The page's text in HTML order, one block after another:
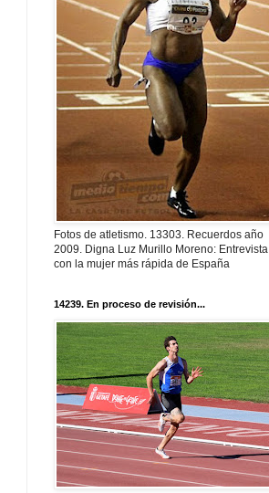
Fotos de atletismo. 13303. Recuerdos año
2009. Digna Luz Murillo Moreno: Entrevista
con la mujer más rápida de España
14239. En proceso de revisión...